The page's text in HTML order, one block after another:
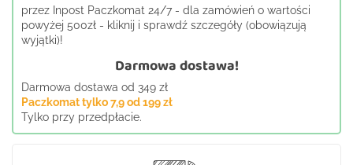
przez Inpost Paczkomat 24/7 - dla zamówień o wartości
powyżej 500zł - kliknij i sprawdź szczegóły (obowiązują
wyjątki)!
Darmowa dostawa!
Darmowa dostawa od 349 zł
Paczkomat tylko 7,9 od 199 zł
Tylko przy przedpłacie.